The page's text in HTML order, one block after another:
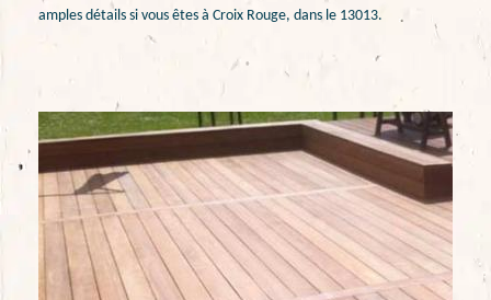
amples détails si vous êtes à Croix Rouge, dans le 13013.